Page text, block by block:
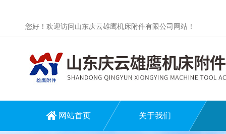
您好！欢迎访问山东庆云雄鹰机床附件有限公司网站！
网站首页 关于我们